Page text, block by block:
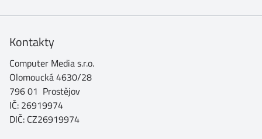
Kontakty
Computer Media s.r.o.
Olomoucká 4630/28
796 01 Prostějov
IČ: 26919974
DIČ: CZ26919974